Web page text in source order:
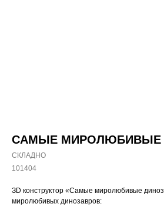
САМЫЕ МИРОЛЮБИВЫЕ
СКЛАДНО
101404
ЗD конструктор «Самые миролюбивые
миролюбивых динозавров: